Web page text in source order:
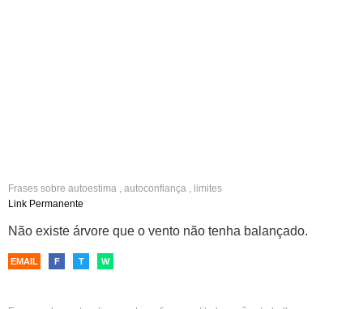
Frases sobre autoestima , autoconfiança , limites
Link Permanente
Não existe árvore que o vento não tenha balançado.
EMAIL F T W